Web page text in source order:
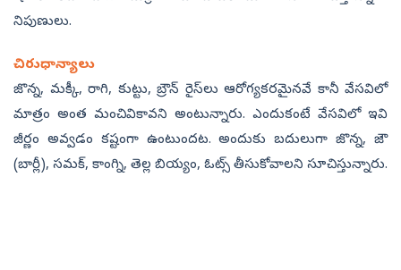
నిపుణులు.
చిరుధాన్యాలు
జొన్న, మక్కీ, రాగి, కుట్టు, బ్రౌన్ రైస్‌లు ఆరోగ్యకరమైనవే కానీ వేసవిలో
మాత్రం అంత మంచివికావని అంటున్నారు. ఎందుకంటే వేసవిలో ఇవి
జీర్ణం అవ్వడం కష్టంగా ఉంటుందట. అందుకు బదులుగా జొన్న, జౌ
(బార్లీ), సమక్, కాంగ్ని, తెల్ల బియ్యం, ఓట్స్ తీసుకోవాలని సూచిస్తున్నారు.